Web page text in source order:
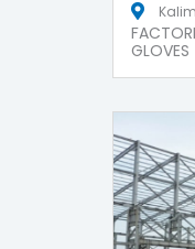
GLOVES